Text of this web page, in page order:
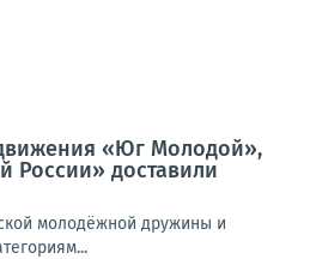
«Юг Молодой»,
России» доставили
молодёжной дружины и